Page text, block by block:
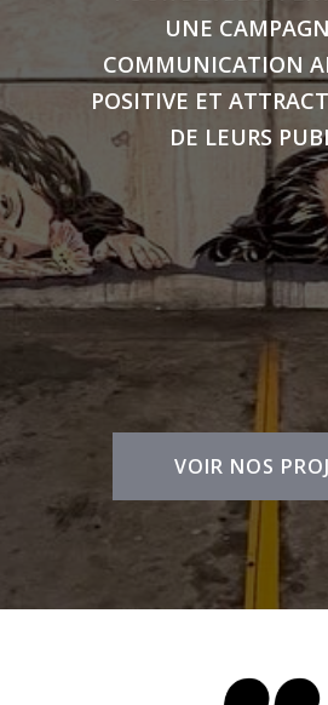
UNE
COMMUNICATION
POSITIVE ET
DE LEURS
VOIR NOS